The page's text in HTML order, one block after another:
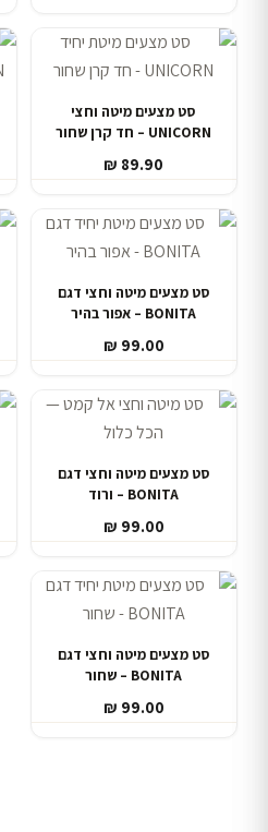
סט מצעים מיטה וחצי
UNICORN – חד קרן שחור
₪ 89.90
סט מצעים מיטה וחצי דגם
BONITA – אפור בהיר
₪ 99.00
סט מצעים מיטה וחצי דגם
BONITA – ורוד
₪ 99.00
סט מצעים מיטה וחצי דגם
BONITA – שחור
₪ 99.00